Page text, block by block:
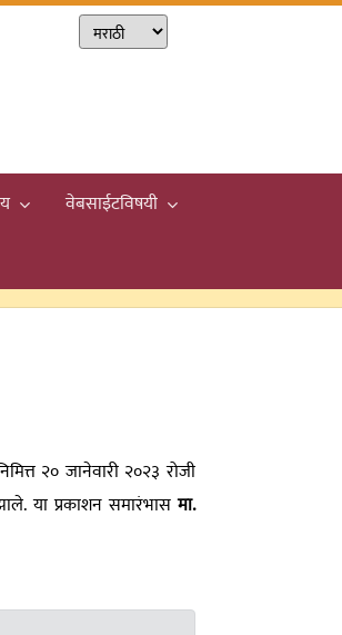
वेबसाईटविषयी
२० जानेवारी २०२३ रोजी
या प्रकाशन समारंभासमा.